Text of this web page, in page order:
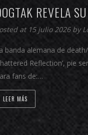
REVELA
at 15 julio 2026 by
banda alemana de
Reflection’, pie
fans de:…
LEER MÁS